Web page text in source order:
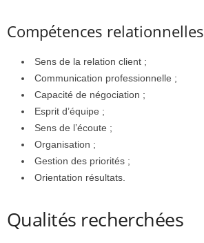
Compétences relationnelles
Sens de la relation client ;
Communication professionnelle ;
Capacité de négociation ;
Esprit d’équipe ;
Sens de l’écoute ;
Organisation ;
Gestion des priorités ;
Orientation résultats.
Qualités recherchées